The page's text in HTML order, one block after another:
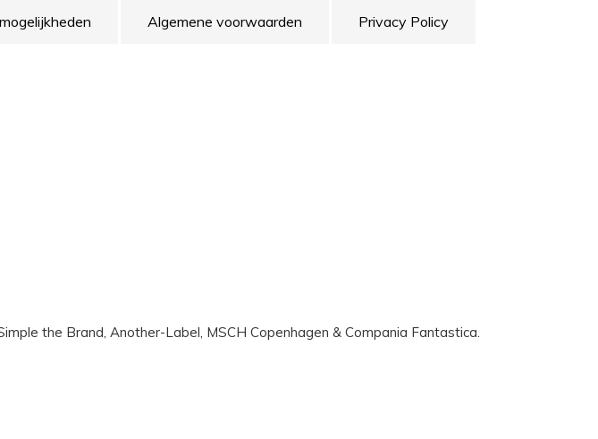
Algemene voorwaarden Privacy Policy
the Brand, Another-Label, MSCH Copenhagen & Compania Fantastica.